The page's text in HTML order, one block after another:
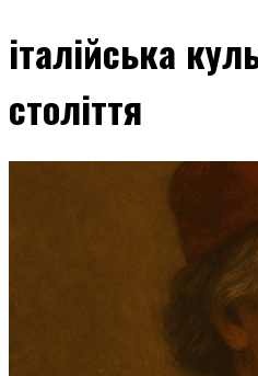
італійська
століття